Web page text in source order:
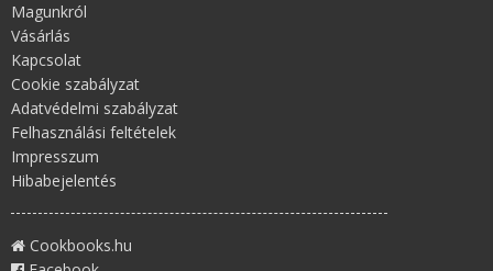
Magunkról
Vásárlás
Kapcsolat
Cookie szabályzat
Adatvédelmi szabályzat
Felhasználási feltételek
Impresszum
Hibabejelentés
Cookbooks.hu